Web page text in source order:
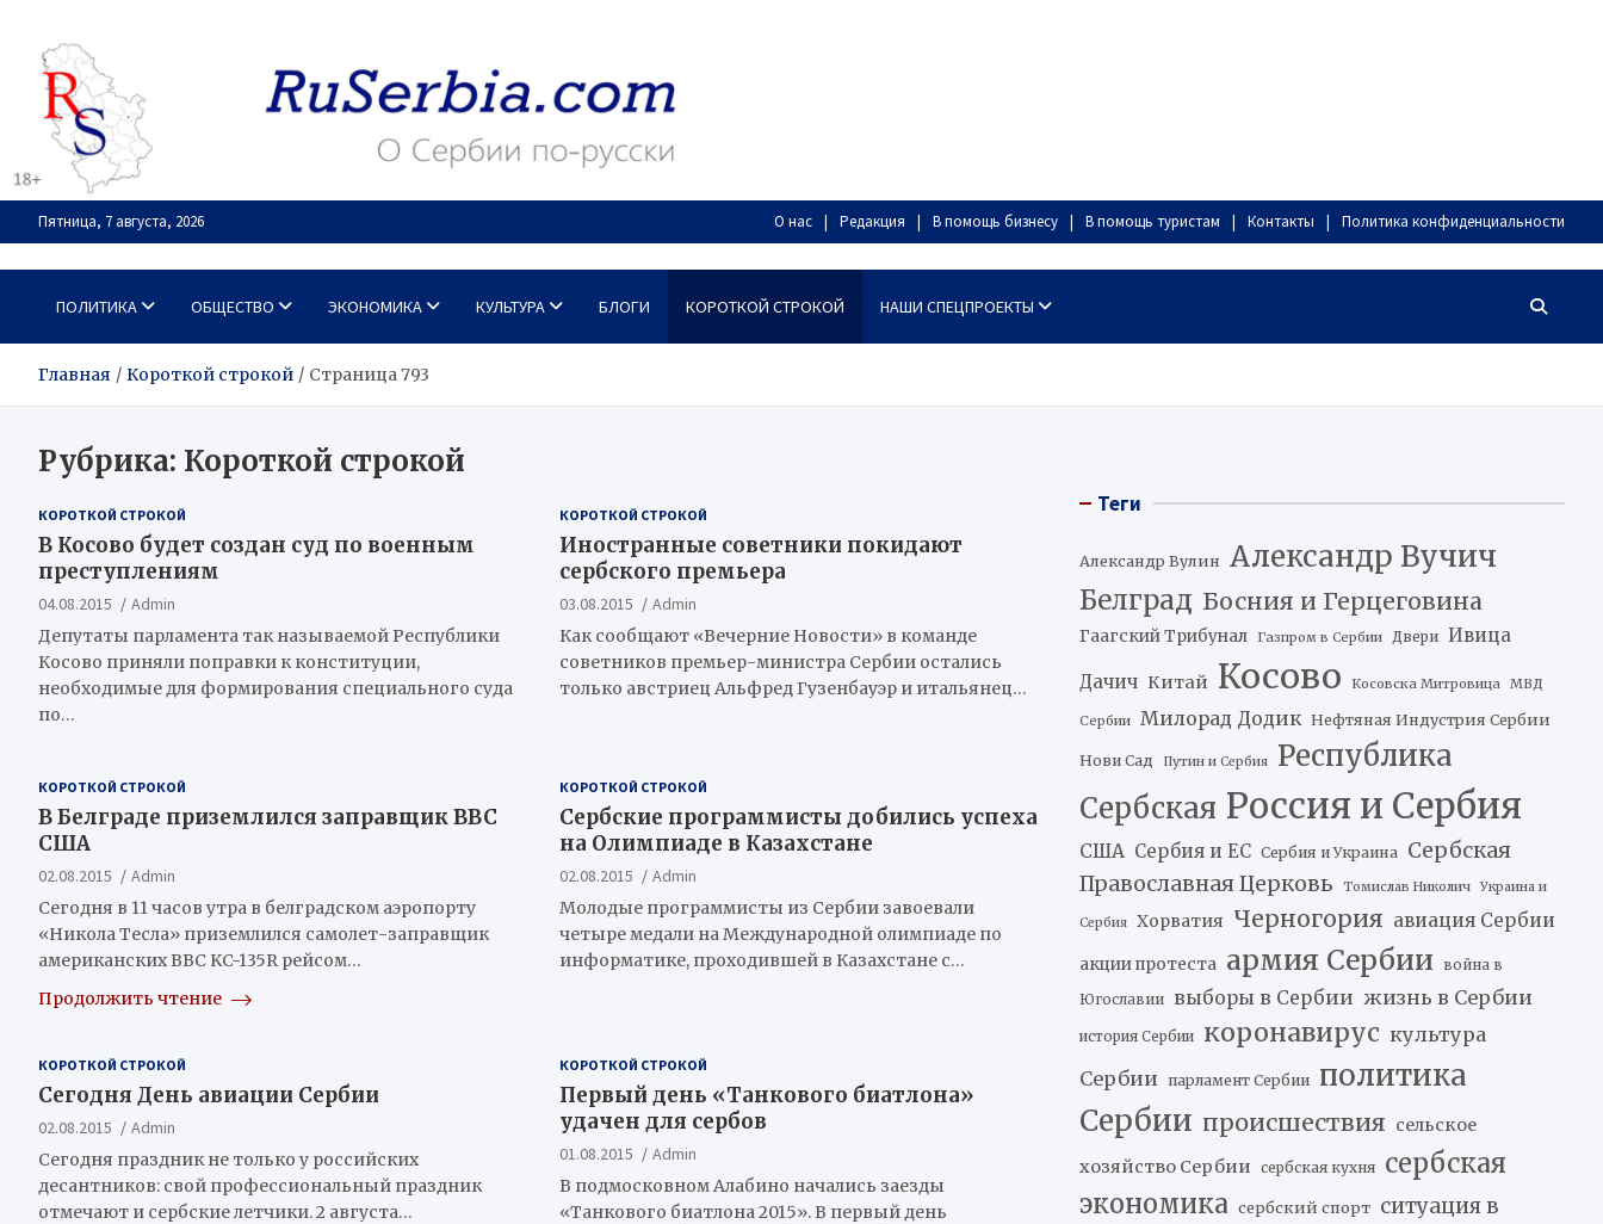
содержимому
Пятница, 7 августа, 2026 О нас Редакция В помощь бизнесу В помощь туристам Контакты Политика конфиденциальности
RuSerbia.com
О Сербии – по-русски
ПОЛИТИКА
ОБЩЕСТВО ЭКОНОМИКА КУЛЬТУРА БЛОГИ КОРОТКОЙ СТРОКОЙ НАШИ СПЕЦПРОЕКТЫ
Главная Короткой строкой Страница 793
Рубрика: Короткой строкой
КОРОТКОЙ СТРОКОЙ
В Косово будет создан суд по военным
преступлениям
04.08.2015
Admin
Депутаты парламента так называемой Республики
Косово приняли поправки к конституции,
необходимые для формирования специального суда
по…
КОРОТКОЙ СТРОКОЙ
Иностранные советники покидают
сербского премьера
03.08.2015
Admin
Как сообщают «Вечерние Новости» в команде
советников премьер-министра Сербии остались
только австриец Альфред Гузенбауэр и итальянец…
КОРОТКОЙ СТРОКОЙ
В Белграде приземлился заправщик ВВС
США
02.08.2015
Admin
Сегодня в 11 часов утра в белградском аэропорту
«Никола Тесла» приземлился самолет-заправщик
американских ВВС KC-135R рейсом…
Продолжить чтение
КОРОТКОЙ СТРОКОЙ
Сербские программисты добились успеха
на Олимпиаде в Казахстане
02.08.2015
Admin
Молодые программисты из Сербии завоевали
четыре медали на Международной олимпиаде по
информатике, проходившей в Казахстане с…
КОРОТКОЙ СТРОКОЙ
Сегодня День авиации Сербии
02.08.2015
Admin
Сегодня праздник не только у российских
десантников: свой профессиональный праздник
отмечают и сербские летчики. 2 августа…
КОРОТКОЙ СТРОКОЙ
Первый день «Танкового биатлона»
удачен для сербов
01.08.2015
Admin
В подмосковном Алабино начались заезды
«Танкового биатлона 2015». В первый день
Теги
Александр Вулин Александр Вучич
Белград Босния и Герцеговина
Гаагский Трибунал Газпром в Сербии Двери Ивица
Дачич Китай Косово Косовска Митровица МВД
Сербии Милорад Додик Нефтяная Индустрия Сербии
Нови Сад Путин и Сербия
Республика
Сербская Россия и Сербия
США Сербия и ЕС Сербия и Украина
Сербская
Православная Церковь
Томислав Николич Украина и
Сербия Хорватия Черногория авиация Сербии
акции протеста армия Сербии война в
Югославии выборы в Сербии жизнь в Сербии
история Сербии коронавирус культура
Сербии
парламент Сербии политика
Сербии происшествия сельское
хозяйство Сербии
сербская кухня сербская
экономика сербский спорт ситуация в